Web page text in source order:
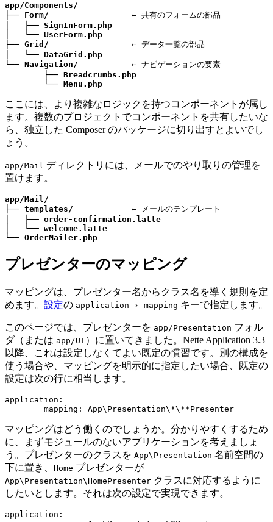
app/Components/
├── Form/
                 ← 共有のフォームの部品
│   ├── SignInForm.php
│   └── UserForm.php
├── Grid/
                 ← データ一覧の部品
│   └── DataGrid.php
└── Navigation/
           ← ナビゲーションの要素
	├──
Breadcrumbs.php
	└──
Menu.php
ここには、より複雑なロジックを持つコンポーネントが属し
ます。複数のプロジェクトでコンポーネントを共有したいな
ら、独立した Composer のパッケージに切り出すとよいでし
ょう。
app/Mail ディレクトリには、メールでのやり取りの管理を
置けます。
app/Mail/
├── templates/
            ← メールのテンプレート
│   ├── order-confirmation.latte
│   └── welcome.latte
└── OrderMailer.php
プレゼンターのマッピング
マッピングは、プレゼンター名からクラス名を導く規則を定
めます。 設定の application › mapping キーで指定します。
このページでは、プレゼンターを app/Presentation フォル
ダ（または app/UI ）に置いてきました。Nette Application 3.3
以降、これは設定しなくてよい既定の慣習です。別の構成を
使う場合や、マッピングを明示的に指定したい場合、既定の
設定は次の行に相当します。
application:
マッピングはどう働くのでしょうか。分かりやすくするため
に、まずモジュールのないアプリケーションを考えましょ
う。プレゼンターのクラスを App\Presentation 名前空間の
下に置き、 Home プレゼンターが
App\Presentation\HomePresenter クラスに対応するように
したいとします。それは次の設定で実現できます。
application: